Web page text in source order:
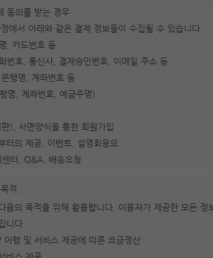
동의를 받는 경우
에서 아래와 같은 결제 정보들이 수집될 수 있습니다.
, 카드번호 등
번호, 통신사, 결제승인번호, 이메일 주소 등
행명, 계좌번호 등
명, 계좌번호, 예금주명)
), 서면양식을 통한 회원가입
터의 제공, 이벤트, 설명회응모
터, Q&A, 배송요청
적
음의 목적을 위해 활용합니다. 이용자가 제공한 모든
니다.
행 및 서비스 제공에 따른 요금정산